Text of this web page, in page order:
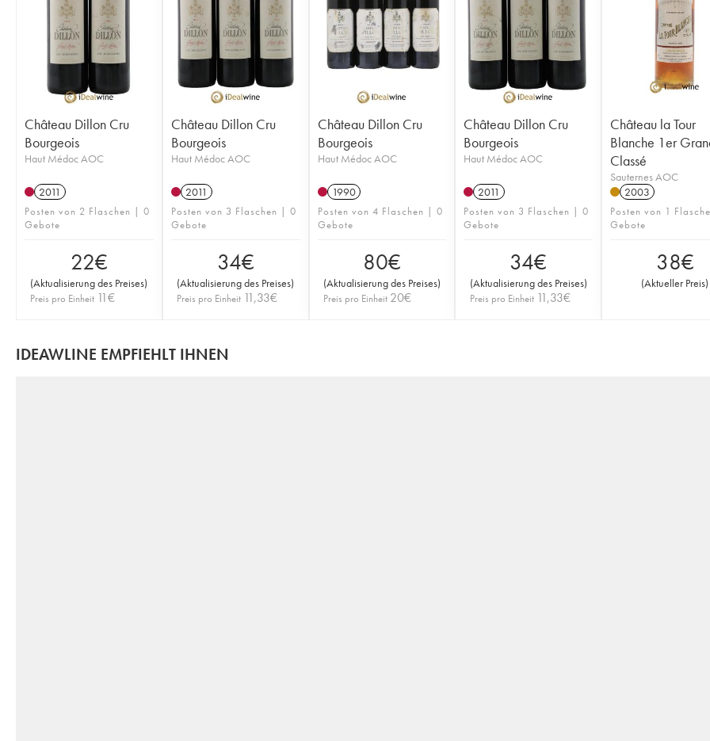
Château Dillon Cru
Bourgeois
Haut Médoc AOC
2011
Posten von 2 Flaschen | 0
Gebote
22€
(Aktualisierung des Preises)
Preis pro Einheit 11€
Château Dillon Cru
Bourgeois
Haut Médoc AOC
2011
Posten von 3 Flaschen | 0
Gebote
34€
(Aktualisierung des Preises)
Preis pro Einheit 11,33€
Château Dillon Cru
Bourgeois
Haut Médoc AOC
1990
Posten von 4 Flaschen | 0
Gebote
80€
(Aktualisierung des Preises)
Preis pro Einheit 20€
Château Dillon Cru
Bourgeois
Haut Médoc AOC
2011
Posten von 3 Flaschen | 0
Gebote
34€
(Aktualisierung des Preises)
Preis pro Einheit 11,33€
Château la Tour
Blanche 1er
Classé
Sauternes AOC
2003
Posten von 1
Gebote
38€
(Aktueller Preis)
IDEAWLINE EMPFIEHLT IHNEN